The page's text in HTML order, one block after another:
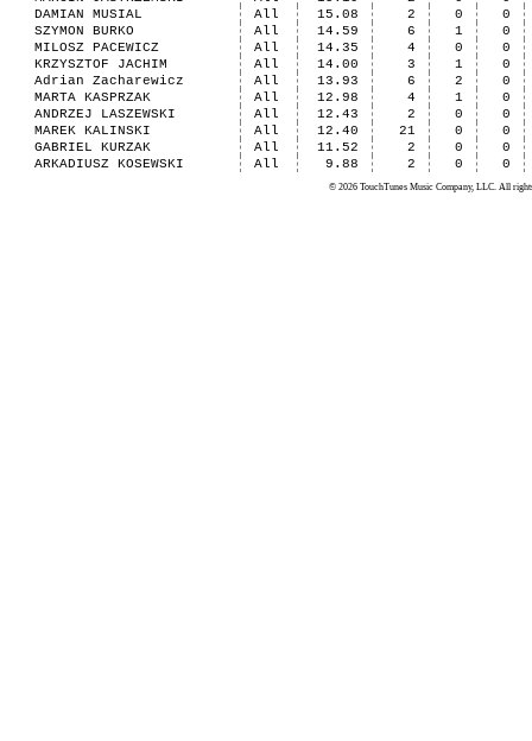
DAMIAN MUSIAL
All 15.08 2 0
0
SZYMON BURKO
All 14.59 6 1
0
MILOSZ PACEWICZ
All 14.35 4 0
0
KRZYSZTOF JACHIM
All 14.00 3 1
0
Adrian Zacharewicz
All 13.93 6 2
0
MARTA KASPRZAK
All 12.98 4 1
0
ANDRZEJ LASZEWSKI
All 12.43 2 0
0
MAREK KALINSKI
All 12.40 21 0
0
GABRIEL KURZAK
All 11.52 2 0
0
ARKADIUSZ KOSEWSKI
All 9.88 2 0 0
© 2026 TouchTunes Music Company, LLC. All